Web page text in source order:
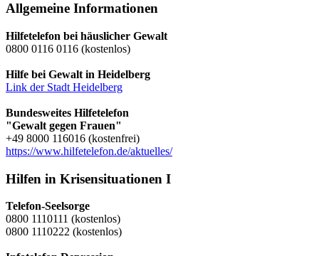
Allgemeine Informationen
Hilfetelefon bei häuslicher Gewalt
0800 0116 0116 (kostenlos)
Hilfe bei Gewalt in Heidelberg
Link der Stadt Heidelberg
Bundesweites Hilfetelefon
"Gewalt gegen Frauen"
+49 8000 116016 (kostenfrei)
https://www.hilfetelefon.de/aktuelles/
Hilfen in Krisensituationen I
Telefon-Seelsorge
0800 1110111 (kostenlos)
0800 1110222 (kostenlos)